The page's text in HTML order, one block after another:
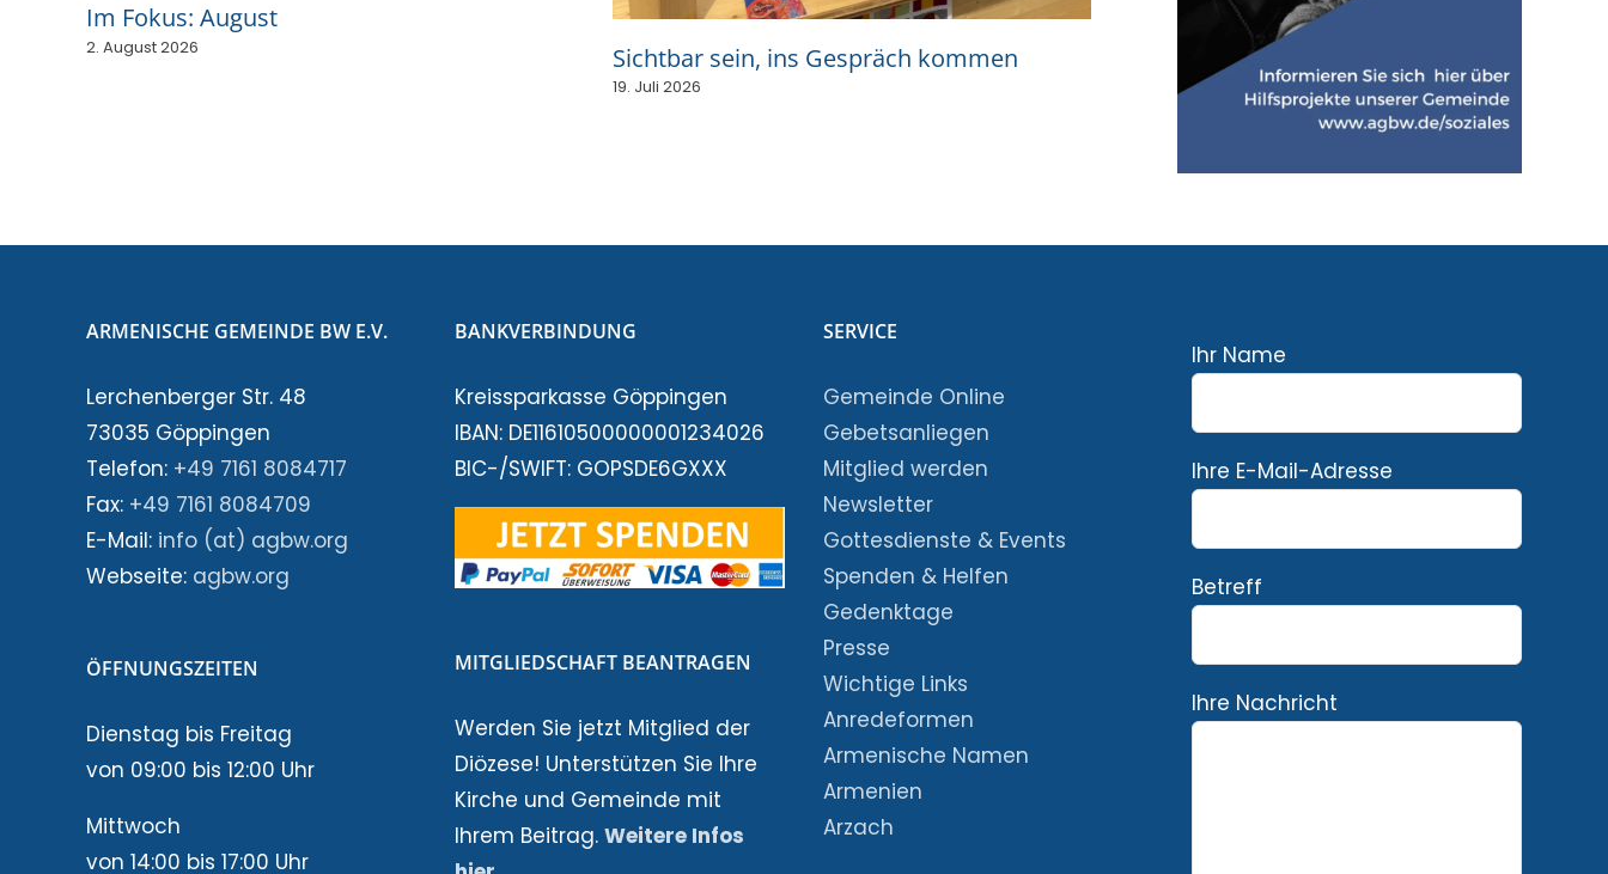
Im Fokus: August
2. August 2026 Sichtbar sein, ins Gespräch kommen
19. Juli 2026
ARMENISCHE GEMEINDE BW E.V.
Lerchenberger Str. 48
73035 Göppingen
Telefon: +49 7161 8084717
Fax: +49 7161 8084709
E-Mail: info (at) agbw.org
Webseite: agbw.org
ÖFFNUNGSZEITEN
Dienstag bis Freitag
von 09:00 bis 12:00 Uhr
Mittwoch
von 14:00 bis 17:00 Uhr
BANKVERBINDUNG
Kreissparkasse Göppingen
IBAN: DE11610500000001234026
BIC-/SWIFT: GOPSDE6GXXX
MITGLIEDSCHAFT BEANTRAGEN
Werden Sie jetzt Mitglied der
Diözese! Unterstützen Sie Ihre
Kirche und Gemeinde mit
Ihrem Beitrag. Weitere Infos
SERVICE
Gemeinde Online
Gebetsanliegen
Mitglied werden
Newsletter
Gottesdienste & Events
Spenden & Helfen
Gedenktage
Presse
Wichtige Links
Anredeformen
Armenische Namen
Armenien
Arzach
Ihr Name
Ihre E-Mail-Adresse
Betreff
Ihre Nachricht